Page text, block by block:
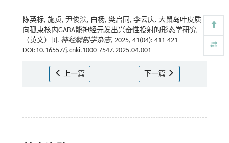
陈英标, 施贞, 尹俊滨, 白杨, 樊启同, 李云庆. 大鼠岛叶皮质
向孤束核内GABA能神经元发出兴奋性投射的形态学研究
（英文）[J]. 神经解剖学杂志, 2025, 41(04): 411-421
DOI:10.16557/j.cnki.1000-7547.2025.04.001
上一篇 下一篇